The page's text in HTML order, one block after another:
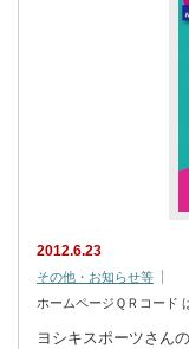
2012.6.23
その他・お知らせ等
ホームページＱＲコード
ヨシキスポーツさん